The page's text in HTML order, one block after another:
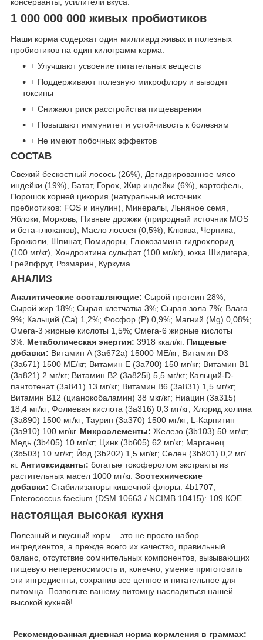
1 000 000 000 живых пробиотиков
Наши корма содержат один миллиард живых и полезных
пробиотиков на один килограмм корма.
+ Улучшают усвоение питательных веществ
+ Поддерживают полезную микрофлору и выводят
токсины
+ Снижают риск расстройства пищеварения
+ Повышают иммунитет и устойчивость к болезням
+ Не имеют побочных эффектов
СОСТАВ
Свежий бескостный лосось (26%), Дегидрированное мясо
индейки (19%), Батат, Горох, Жир индейки (6%), картофель,
Порошок корней цикория (натуральный источник
пребиотиков: FOS и инулин), Минералы, Льняное семя,
Яблоки, Морковь, Пивные дрожжи (природный источник MOS
и бета-глюканов), Масло лосося (0,5%), Клюква, Черника,
Брокколи, Шпинат, Помидоры, Глюкозамина гидрохлорид
(100 мг/кг), Хондроитина сульфат (100 мг/кг), юкка Шидигера,
Грейпфрут, Розмарин, Куркума.
АНАЛИЗ
Аналитические составляющие: Сырой протеин 28%;
Сырой жир 18%; Сырая клетчатка 3%; Сырая зола 7%; Влага
9%; Кальций (Са) 1,2%; Фосфор (P) 0,9%; Магний (Mg) 0,08%;
Омега-3 жирные кислоты 1,5%; Омега-6 жирные кислоты
3%. Метаболическая энергия: 3918 ккал/кг. Пищевые
добавки: Витамин A (3a672a) 15000 МЕ/кг; Витамин D3
(3а671) 1500 МЕ/кг; Витамин Е (3а700) 150 мг/кг; Витамин B1
(3a821) 2 мг/кг; Витамин B2 (3a825i) 5,5 мг/кг; Кальций-D-
пантотенат (3a841) 13 мг/кг; Витамин B6 (3a831) 1,5 мг/кг;
Витамин B12 (цианокобаламин) 38 мкг/кг; Ниацин (3a315)
18,4 мг/кг; Фолиевая кислота (3a316) 0,3 мг/кг; Хлорид холина
(3a890) 1500 мг/кг; Таурин (3a370) 1500 мг/кг; L-Карнитин
(3a910) 100 мг/кг. Микроэлементы: Железо (3b103) 50 мг/кг;
Медь (3b405) 10 мг/кг; Цинк (3b605) 62 мг/кг; Марганец
(3b503) 10 мг/кг; Йод (3b202) 1,5 мг/кг; Селен (3b801) 0,2 мг/
кг. Антиоксиданты: богатые токоферолом экстракты из
растительных масел 1000 мг/кг. Зоотехнические
добавки: Стабилизаторы кишечной флоры: 4b1707,
Enterococcus faecium (DSM 10663 / NCIMB 10415): 109 КОЕ.
настоящая высокая кухня
Полезный и вкусный корм – это не просто набор
ингредиентов, а прежде всего их качество, правильный
баланс, отсутствие сомнительных компонентов, вызывающих
пищевую непереносимость и, конечно, умение приготовить
эти ингредиенты, сохранив все ценное и питательное для
питомца. Позвольте вашему питомцу насладиться нашей
высокой кухней!
Рекомендованная дневная норма кормления в граммах: